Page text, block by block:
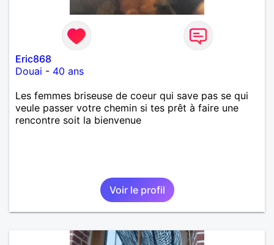
Eric868
Douai - 40 ans
Les femmes briseuse de coeur qui save pas se qui
veule passer votre chemin si tes prêt à faire une
rencontre soit la bienvenue
Voir le profil